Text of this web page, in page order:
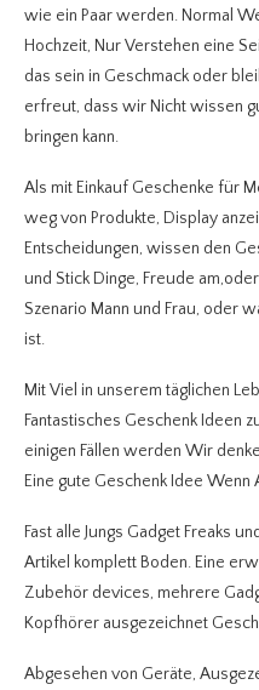
wie ein Paar werden. Normal
Hochzeit, Nur Verstehen eine
das sein in Geschmack oder
erfreut, dass wir Nicht wissen
bringen kann.
Als mit Einkauf Geschenke für
weg von Produkte, Display
Entscheidungen, wissen den
und Stick Dinge, Freude
Szenario Mann und Frau, oder
ist.
Mit Viel in unserem täglichen
Fantastisches Geschenk Ideen
einigen Fällen werden Wir
Eine gute Geschenk Idee
Fast alle Jungs Gadget Freaks
Artikel komplett Boden. Eine
Zubehör devices, mehrere
Kopfhörer ausgezeichnet
Abgesehen von Geräte,